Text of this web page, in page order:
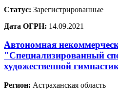
Статус: Зарегистрированные
Дата ОГРН: 14.09.2021
Автономная
"Специализированный
художественной
Регион: Астраханская область